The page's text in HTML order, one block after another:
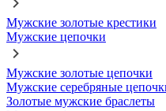
Мужские золотые крестики
Мужские цепочки
Мужские золотые цепочки
Мужские серебряные
Золотые мужские браслеты